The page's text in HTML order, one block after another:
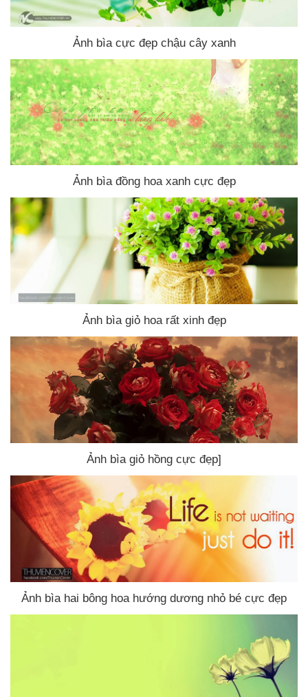
Ảnh bìa cực đẹp chậu cây xanh
Ảnh bìa đồng hoa xanh cực đẹp
Ảnh bìa giỏ hoa rất xinh đẹp
Ảnh bìa giỏ hồng cực đẹp]
Ảnh bìa hai bông hoa hướng dương nhỏ bé cực đẹp